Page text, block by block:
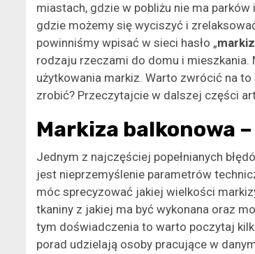
miastach, gdzie w pobliżu nie ma
gdzie możemy się wyciszyć i
powinniśmy wpisać w sieci hasło „
rodzaju rzeczami do domu i
użytkowania markiz. Warto zwrócić na
zrobić? Przeczytajcie w dalszej części
Markiza balkonowa
Jednym z najczęściej popełnianych
jest nieprzemyślenie parametrów
móc sprecyzować jakiej wielkości
tkaniny z jakiej ma być wykonana oraz
tym doświadczenia to warto poczytaj
porad udzielają osoby pracujące w